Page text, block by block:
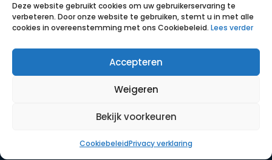
Deze website gebruikt cookies om uw gebruikerservaring te
verbeteren. Door onze website te gebruiken, stemt u in met alle
cookies in overeenstemming met ons Cookiebeleid. Lees verder
Accepteren
Weigeren
Bekijk voorkeuren
CookiebeleidPrivacy verklaring
Opdrachten
Werkwijze
Contact